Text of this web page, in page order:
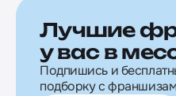
Лучшие
у вас в
Подпишись и
подборку с